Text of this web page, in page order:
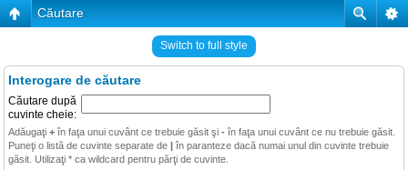
Căutare
Switch to full style
Interogare de căutare
Căutare după
cuvinte cheie:
Adăugaţi + în faţa unui cuvânt ce trebuie găsit şi - în faţa unui cuvânt ce nu trebuie găsit.
Puneţi o listă de cuvinte separate de | în paranteze dacă numai unul din cuvinte trebuie
găsit. Utilizaţi * ca wildcard pentru părţi de cuvinte.